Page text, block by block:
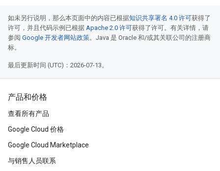
如未另行说明，那么本页面中的内容已根据知识共享署名 4.0 许可获得了
许可，并且代码示例已根据 Apache 2.0 许可获得了许可。有关详情，请
参阅 Google 开发者网站政策。Java 是 Oracle 和/或其关联公司的注册商
标。
最后更新时间 (UTC)：2026-07-13。
产品和价格
查看所有产品
Google Cloud 价格
Google Cloud Marketplace
与销售人员联系